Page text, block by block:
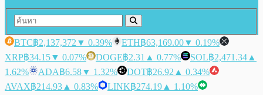
BTC฿2,137,372 ▼ 0.39% ETH฿63,169.00▼ 0.19%
XRP฿34.15▼ 0.07% DOGE฿2.31 ▲ 0.77% SOL฿2,471.34 ▲
1.62%
ADA฿6.58▼ 1.32% DOT฿26.92 ▲ 0.34%
AVAX฿214.93 ▲ 0.83% LINK฿274.19 ▲ 1.10%